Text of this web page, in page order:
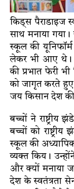
किड्स पैराडाइज
साथ मनाया
स्कूल की यूनिफॉर्म
लेकर भी आए थे।
की प्रभात फेरी भी
को जागृत करते
जय किसान देश की
बच्चों ने राष्ट्रीय
बच्चों को
स्कूल की
व्यक्त किय।
और क्यों मनाया
देश के स्वतंत्रता